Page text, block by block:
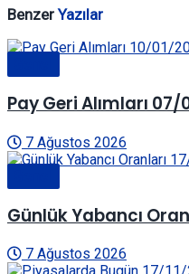
BenzerYazılar
Pay Geri Alımları
7 Ağustos 2026
Günlük Yabancı
7 Ağustos 2026